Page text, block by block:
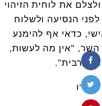
את לוחית הזיהוי
הנסיעה ולשלוח
כדאי אף להימנע
"אין מה לעשות,
המערבית".